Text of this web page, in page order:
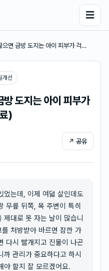
☰
으면 금방 도지는 아이 피부가 걱…
개선
도지는 아이 피부가
)
↗ 공유
었는데, 이제 여덟 살인데도
무릎 뒤쪽, 목 주변이 특히
제대로 못 자는 날이 많습니
처방받아 바르면 잠깐 가
다시 빨개지고 진물이 나곤
까 관리가 중요하다고 하시
야 할지 잘 모르겠어요.